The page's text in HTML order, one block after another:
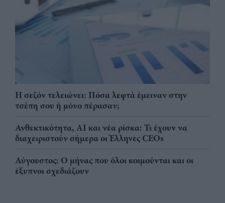
Η σεζόν τελειώνει: Πόσα λεφτά έμειναν στην
τσέπη σου ή μόνο πέρασαν;
Ανθεκτικότητα, AI και νέα ρίσκα: Τι έχουν να
διαχειριστούν σήμερα οι Έλληνες CEOs
Αύγουστος: Ο μήνας που όλοι κοιμούνται και οι
έξυπνοι σχεδιάζουν